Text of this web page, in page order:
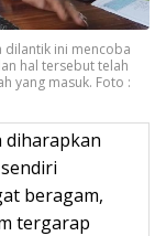
dilantik ini mencoba
hal tersebut telah
yang masuk. Foto :
diharapkan
beragam,
tergarap